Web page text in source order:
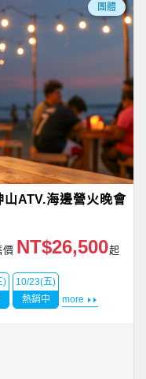
團體
ATV.海邊營火晚會
價 NT$26,500起
)
10/23(五)
熱銷中
more